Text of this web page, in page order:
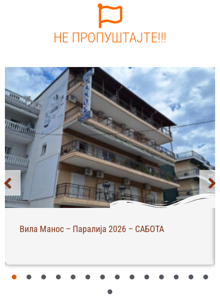
НЕ ПРОПУШТАЈТЕ!!!
Вила Манос – Паралија 2026 – САБОТА